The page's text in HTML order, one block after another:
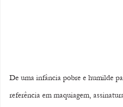
De uma infância pobre e humilde
referência em maquiagem,